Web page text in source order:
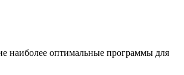
наиболее оптимальные программы для